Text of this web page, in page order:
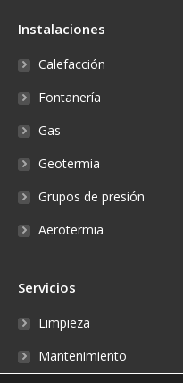
Instalaciones
Calefacción
Fontanería
Gas
Geotermia
Grupos de presión
Aerotermia
Servicios
Limpieza
Mantenimiento